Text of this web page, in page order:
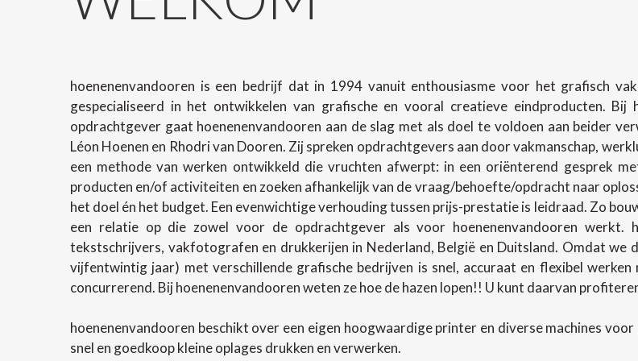
hoenenenvandooren is een bedrijf dat in 1994 vanuit enthousiasme voor het grafisch
gespecialiseerd in het ontwikkelen van grafische en vooral creatieve eindproducten.
opdrachtgever gaat hoenenenvandooren aan de slag met als doel te voldoen aan beider
Léon Hoenen en Rhodri van Dooren. Zij spreken opdrachtgevers aan door vakmanschap,
een methode van werken ontwikkeld die vruchten afwerpt: in een oriënterend gesprek
producten en/of activiteiten en zoeken afhankelijk van de vraag/behoefte/opdracht naar
het doel én het budget. Een evenwichtige verhouding tussen prijs-prestatie is leidraad. Zo
een relatie op die zowel voor de opdrachtgever als voor hoenenenvandooren werkt.
tekstschrijvers, vakfotografen en drukkerijen in Nederland, België en Duitsland. Omdat we
vijfentwintig jaar) met verschillende grafische bedrijven is snel, accuraat en flexibel
concurrerend. Bij hoenenenvandooren weten ze hoe de hazen lopen!! U kunt daarvan
hoenenenvandooren beschikt over een eigen hoogwaardige printer en diverse machines
snel en goedkoop kleine oplages drukken en verwerken.